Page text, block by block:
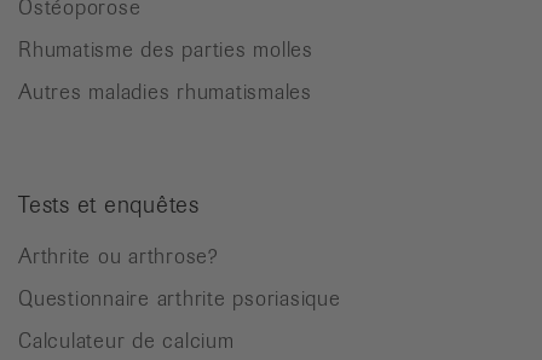
Ostéoporose
Rhumatisme des parties molles
Autres maladies rhumatismales
Tests et enquêtes
Arthrite ou arthrose?
Questionnaire arthrite psoriasique
Calculateur de calcium